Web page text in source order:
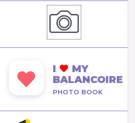
I
MY
BALANCOIRE
PHOTO BOOK